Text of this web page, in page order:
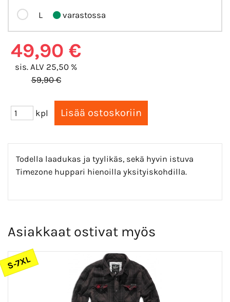
L varastossa
49,90 €
sis. ALV 25,50 %
59,90 €
kpl
Todella laadukas ja tyylikäs, sekä hyvin istuva
Timezone huppari hienoilla yksityiskohdilla.
Asiakkaat ostivat myös
S-7XL